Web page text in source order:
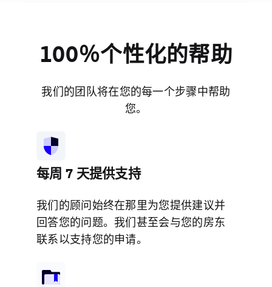
100％个性化的帮助
我们的团队将在您的每一个步骤中帮助
您。
每周 7 天提供支持
我们的顾问始终在那里为您提供建议并
回答您的问题。我们甚至会与您的房东
联系以支持您的申请。